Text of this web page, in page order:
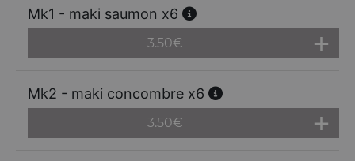
Mk1 - maki saumon x6
3.50€
Mk2 - maki concombre x6
3.50€